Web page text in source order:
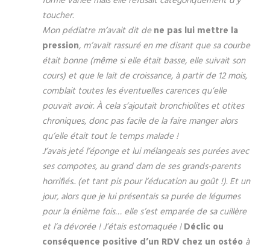
toucher.
Mon pédiatre m’avait dit dene pas lui mettre la
pression, m’avait rassuré en me disant que sa courbe
était bonne (même si elle était basse, elle suivait son
cours) et que le lait de croissance, à partir de 12 mois,
comblait toutes les éventuelles carences qu’elle
pouvait avoir. À cela s’ajoutait bronchiolites et otites
chroniques, donc pas facile de la faire manger alors
qu’elle était tout le temps malade !
J’avais jeté l’éponge et lui mélangeais ses purées avec
ses compotes, au grand dam de ses grands-parents
horrifiés.. (et tant pis pour l’éducation au goût !). Et un
jour, alors que je lui présentais sa purée de légumes
pour la énième fois… elle s’est emparée de sa cuillère
et l’a dévorée ! J’étais estomaquée !Déclic ou
conséquence positive d’un RDV chez un ostéo à